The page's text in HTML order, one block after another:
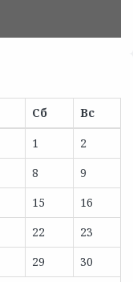
Сб
Вс
1
2
8
9
15
16
22
23
29
30